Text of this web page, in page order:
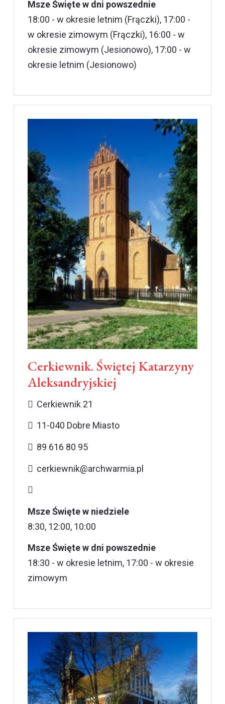
Msze Święte w dni powszednie
18:00 - w okresie letnim (Frączki), 17:00 -
w okresie zimowym (Frączki), 16:00 - w
okresie zimowym (Jesionowo), 17:00 - w
okresie letnim (Jesionowo)
Cerkiewnik. Świętej Katarzyny
Aleksandryjskiej
Cerkiewnik 21
11-040 Dobre Miasto
89 616 80 95
cerkiewnik@archwarmia.pl
Msze Święte w niedziele
8:30, 12:00, 10:00
Msze Święte w dni powszednie
18:30 - w okresie letnim, 17:00 - w okresie
zimowym